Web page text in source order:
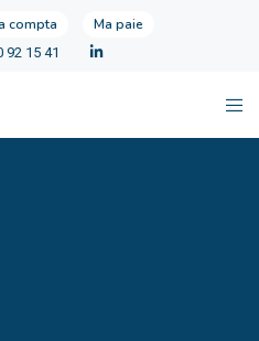
compta Ma paie
92 15 41